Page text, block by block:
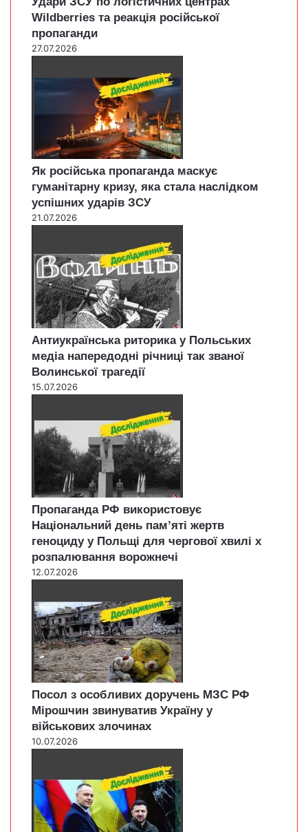
Wildberries та реакція російської
пропаганди
27.07.2026
Як російська пропаганда маскує
гуманітарну кризу, яка стала наслідком
успішних ударів ЗСУ
21.07.2026
Антиукраїнська риторика у Польських
медіа напередодні річниці так званої
Волинської трагедії
15.07.2026
Пропаганда РФ використовує
Національний день пам’яті жертв
геноциду у Польщі для чергової хвилі х
розпалювання ворожнечі
12.07.2026
Посол з особливих доручень МЗС РФ
Мірошчин звинуватив Україну у
військових злочинах
10.07.2026